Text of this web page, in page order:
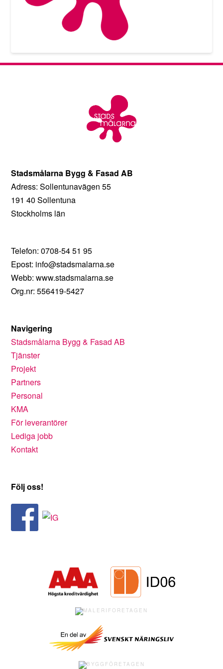
Stadsmålarna Bygg & Fasad AB
Adress: Sollentunavägen 55
191 40 Sollentuna
Stockholms län
Telefon: 0708-54 51 95
Epost: info@stadsmalarna.se
Webb: www.stadsmalarna.se
Org.nr: 556419-5427
Navigering
Stadsmålarna Bygg & Fasad AB
Tjänster
Projekt
Partners
Personal
KMA
För leverantörer
Lediga jobb
Kontakt
Följ oss!